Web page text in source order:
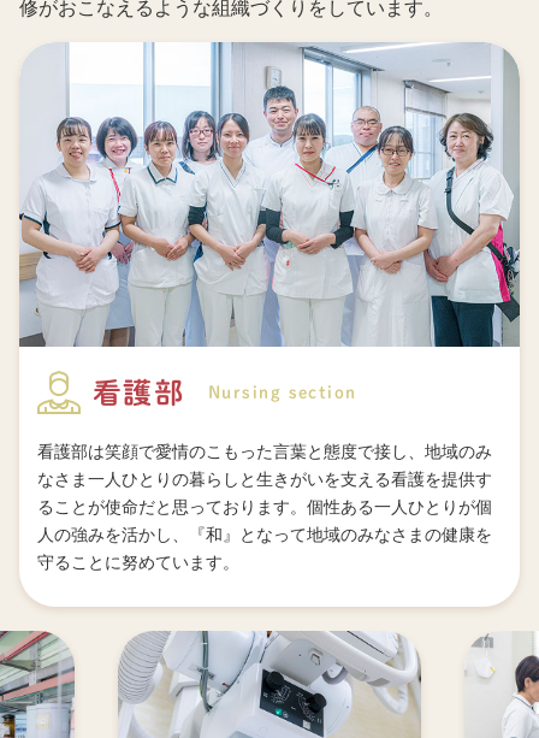
修がおこなえるような組織づくりをしています。
看護部 Nursing section
看護部は笑顔で愛情のこもった言葉と態度で接し、地域のみ
なさま一人ひとりの暮らしと生きがいを支える看護を提供す
ることが使命だと思っております。個性ある一人ひとりが個
人の強みを活かし、『和』となって地域のみなさまの健康を
守ることに努めています。